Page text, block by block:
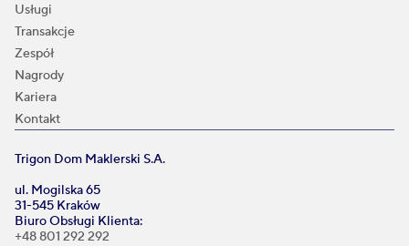
Usługi
Transakcje
Zespół
Nagrody
Kariera
Kontakt
Trigon Dom Maklerski S.A.
ul. Mogilska 65
31-545 Kraków
Biuro Obsługi Klienta:
+48 801 292 292